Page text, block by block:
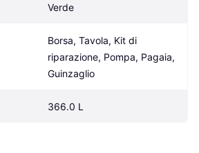
Verde
Borsa, Tavola, Kit di
riparazione, Pompa, Pagaia,
Guinzaglio
366.0 L